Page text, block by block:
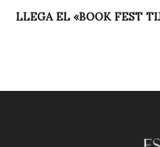
LLEGA EL «BOOK FEST